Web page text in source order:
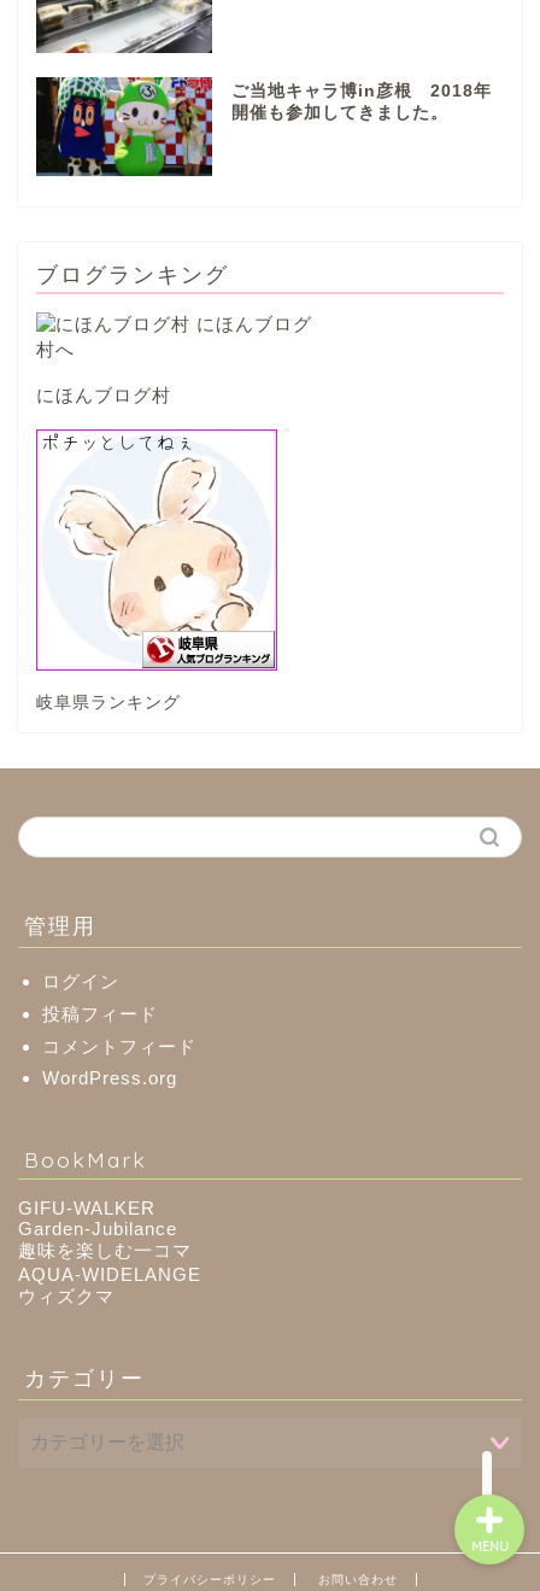
ご当地キャラ博in彦根 2018年
開催も参加してきました。
ブログランキング
にほんブログ村
岐阜県ランキング
管理用
ログイン
投稿フィード
コメントフィード
WordPress.org
BookMark
GIFU-WALKER
Garden-Jubilance
趣味を楽しむ一コマ
AQUA-WIDELANGE
ウィズクマ
カテゴリー
プライバシーポリシー お問い合わせ
MENU
山県市
川辺町